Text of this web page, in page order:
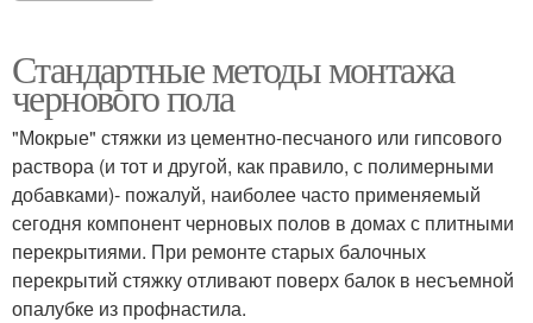
Стандартные методы монтажа
чернового пола
"Мокрые" стяжки из цементно-песчаного или гипсового
раствора (и тот и другой, как правило, с полимерными
добавками)- пожалуй, наиболее часто применяемый
сегодня компонент черновых полов в домах с плитными
перекрытиями. При ремонте старых балочных
перекрытий стяжку отливают поверх балок в несъемной
опалубке из профнастила.